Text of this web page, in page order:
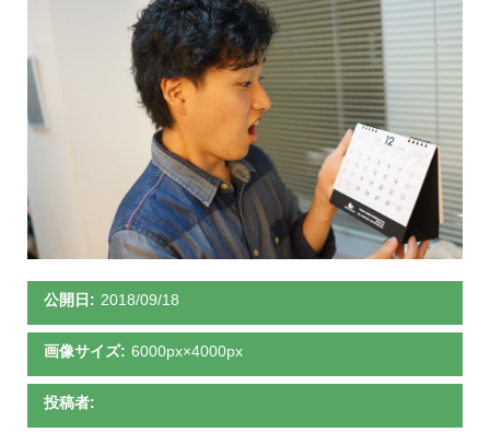
公開日: 2018/09/18
画像サイズ: 6000px×4000px
投稿者: